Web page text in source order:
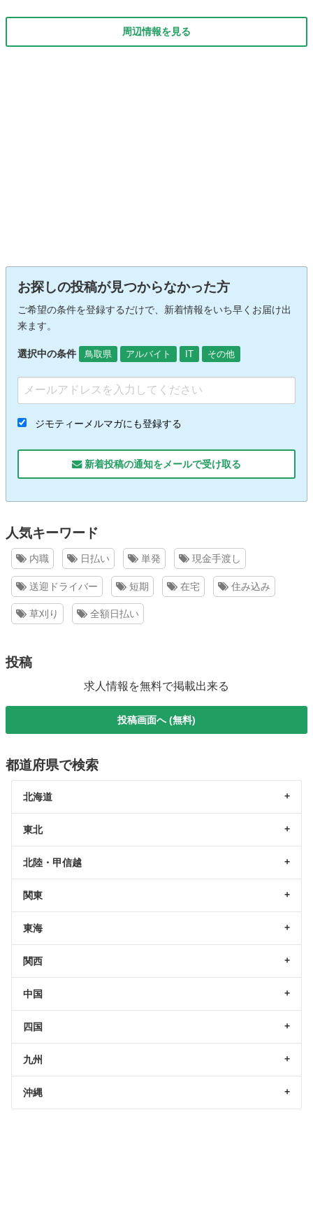
周辺情報を見る
お探しの投稿が見つからなかった方
ご希望の条件を登録するだけで、新着情報をいち早くお届け出
来ます。
選択中の条件 鳥取県 アルバイト IT その他
ジモティーメルマガにも登録する
新着投稿の通知をメールで受け取る
人気キーワード
内職 日払い 単発 現金手渡し
送迎ドライバー 短期 在宅 住み込み
草刈り 全額日払い
投稿
求人情報を無料で掲載出来る
投稿画面へ (無料)
都道府県で検索
北海道
東北
北陸・甲信越
関東
東海
関西
中国
四国
九州
沖縄